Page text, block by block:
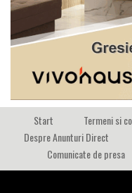
Start Termeni si
Despre Anunturi Direct
Comunicate de presa